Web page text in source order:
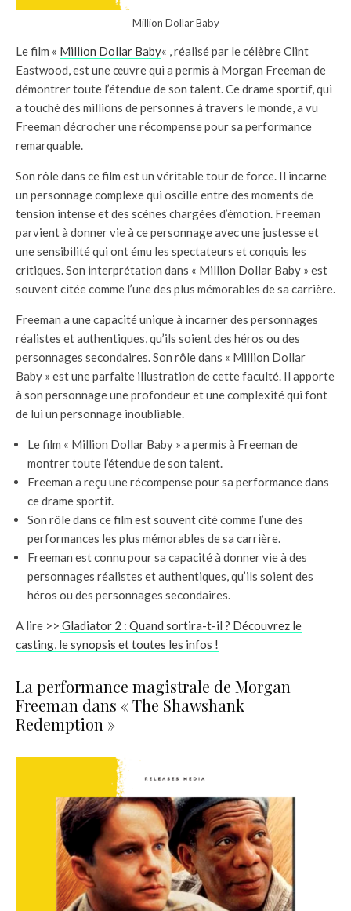
Million Dollar Baby
Le film « Million Dollar Baby« , réalisé par le célèbre Clint
Eastwood, est une œuvre qui a permis à Morgan Freeman de
démontrer toute l’étendue de son talent. Ce drame sportif, qui
a touché des millions de personnes à travers le monde, a vu
Freeman décrocher une récompense pour sa performance
remarquable.
Son rôle dans ce film est un véritable tour de force. Il incarne
un personnage complexe qui oscille entre des moments de
tension intense et des scènes chargées d’émotion. Freeman
parvient à donner vie à ce personnage avec une justesse et
une sensibilité qui ont ému les spectateurs et conquis les
critiques. Son interprétation dans « Million Dollar Baby » est
souvent citée comme l’une des plus mémorables de sa carrière.
Freeman a une capacité unique à incarner des personnages
réalistes et authentiques, qu’ils soient des héros ou des
personnages secondaires. Son rôle dans « Million Dollar
Baby » est une parfaite illustration de cette faculté. Il apporte
à son personnage une profondeur et une complexité qui font
de lui un personnage inoubliable.
Le film « Million Dollar Baby » a permis à Freeman de
montrer toute l’étendue de son talent.
Freeman a reçu une récompense pour sa performance dans
ce drame sportif.
Son rôle dans ce film est souvent cité comme l’une des
performances les plus mémorables de sa carrière.
Freeman est connu pour sa capacité à donner vie à des
personnages réalistes et authentiques, qu’ils soient des
héros ou des personnages secondaires.
A lire >> Gladiator 2 : Quand sortira-t-il ? Découvrez le
casting, le synopsis et toutes les infos !
La performance magistrale de Morgan
Freeman dans « The Shawshank
Redemption »